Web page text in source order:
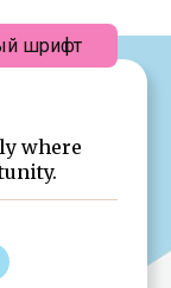
where
шрифт